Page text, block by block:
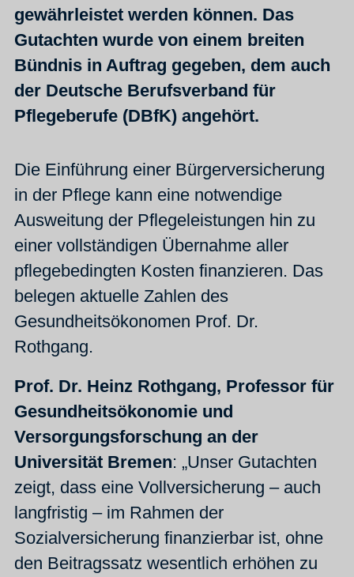
gewährleistet werden können. Das
Gutachten wurde von einem breiten
Bündnis in Auftrag gegeben, dem auch
der Deutsche Berufsverband für
Pflegeberufe (DBfK) angehört.
Die Einführung einer Bürgerversicherung
in der Pflege kann eine notwendige
Ausweitung der Pflegeleistungen hin zu
einer vollständigen Übernahme aller
pflegebedingten Kosten finanzieren. Das
belegen aktuelle Zahlen des
Gesundheitsökonomen Prof. Dr.
Rothgang.
Prof. Dr. Heinz Rothgang, Professor für
Gesundheitsökonomie und
Versorgungsforschung an der
Universität Bremen: „Unser Gutachten
zeigt, dass eine Vollversicherung – auch
langfristig – im Rahmen der
Sozialversicherung finanzierbar ist, ohne
den Beitragssatz wesentlich erhöhen zu